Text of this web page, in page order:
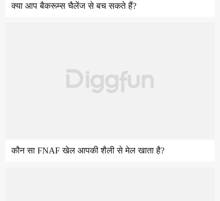
क्या आप बैकरूम्स चैलेंज से बच सकते हैं?
कौन सा FNAF खेल आपकी शैली से मेल खाता है?